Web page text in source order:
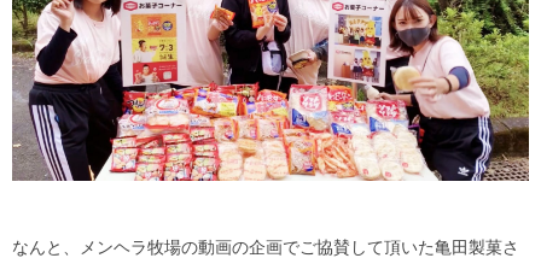
なんと、メンヘラ牧場の動画の企画でご協賛して頂いた亀田製菓さ